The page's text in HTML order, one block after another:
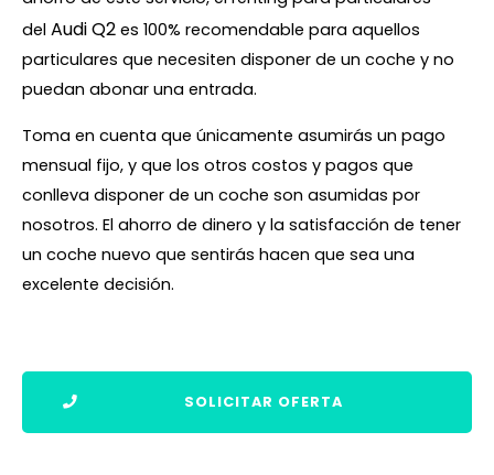
del Audi Q2 es 100% recomendable para aquellos
particulares que necesiten disponer de un coche y no
puedan abonar una entrada.
Toma en cuenta que únicamente asumirás un pago
mensual fijo, y que los otros costos y pagos que
conlleva disponer de un coche son asumidas por
nosotros. El ahorro de dinero y la satisfacción de tener
un coche nuevo que sentirás hacen que sea una
excelente decisión.
SOLICITAR OFERTA